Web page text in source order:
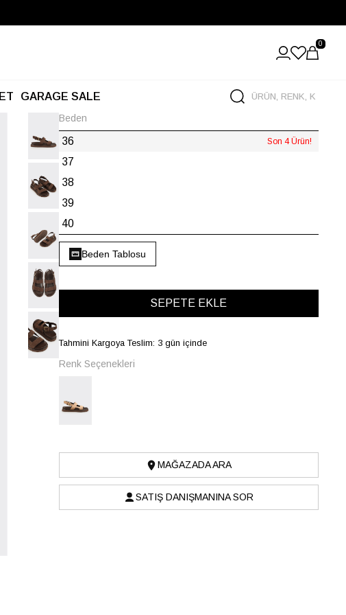
0
GARAGE SALE
Beden
36 Son 4 Ürün!
37
38
39
40
Beden Tablosu
Tahmini Kargoya Teslim: 3 gün içinde
Renk Seçenekleri
MAĞAZADA ARA
SATIŞ DANIŞMANINA SOR